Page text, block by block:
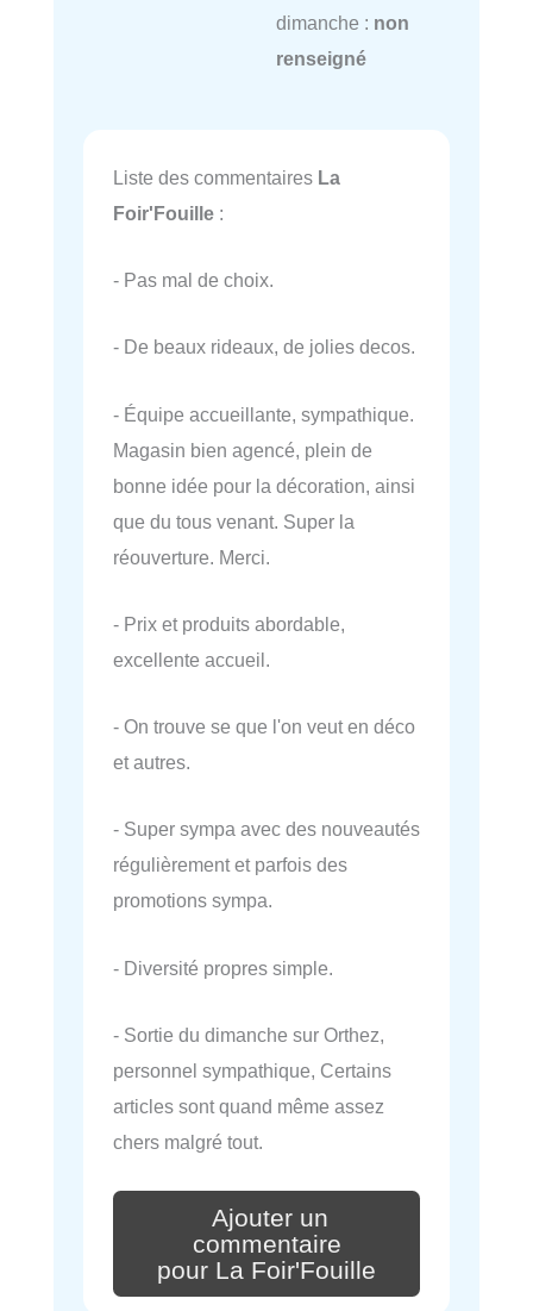
dimanche : non
renseigné
Liste des commentaires La
Foir'Fouille :
- Pas mal de choix.
- De beaux rideaux, de jolies decos.
- Équipe accueillante, sympathique.
Magasin bien agencé, plein de
bonne idée pour la décoration, ainsi
que du tous venant. Super la
réouverture. Merci.
- Prix et produits abordable,
excellente accueil.
- On trouve se que l'on veut en déco
et autres.
- Super sympa avec des nouveautés
régulièrement et parfois des
promotions sympa.
- Diversité propres simple.
- Sortie du dimanche sur Orthez,
personnel sympathique, Certains
articles sont quand même assez
chers malgré tout.
Ajouter un
commentaire
pour La Foir'Fouille